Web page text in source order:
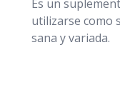
Es un
utilizarse como
sana y variada.